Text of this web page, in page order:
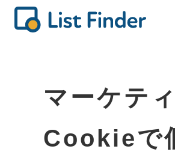
マーケテ
Cookieで